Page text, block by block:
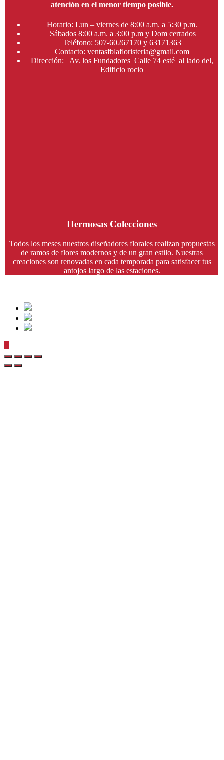
atención en el menor tiempo posible.
Horario: Lun – viernes de 8:00 a.m. a 5:30 p.m.
Sábados 8:00 a.m. a 3:00 p.m y Dom cerrados
Teléfono: 507-60267170 y 63171363
Contacto: ventasfblafloristeria@gmail.com
Dirección: Av. los Fundadores Calle 74 esté al lado del,
Edificio rocio
Hermosas Colecciones
Todos los meses nuestros diseñadores florales realizan propuestas
de ramos de flores modernos y de un gran estilo. Nuestras
creaciones son renovadas en cada temporada para satisfacer tus
antojos largo de las estaciones.